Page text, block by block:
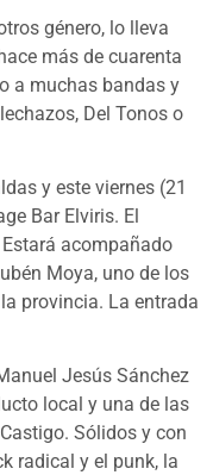
género, lo lleva
más de cuarenta
a muchas bandas y
Del Tonos o
y este viernes (21
Bar Elviris. El
acompañado
Moya, uno de los
provincia. La entrada
Jesús Sánchez
local y una de las
Sólidos y con
radical y el punk, la